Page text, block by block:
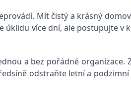
Mít čistý a krásný
více dní, ale postupujte
a bez pořádné
odstraňte letní a